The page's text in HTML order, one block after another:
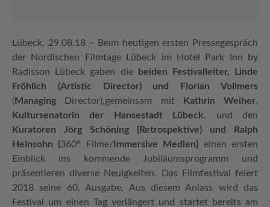
Lübeck, 29.08.18 – Beim heutigen ersten Pressegespräch
der Nordischen Filmtage Lübeck im Hotel Park Inn by
Radisson Lübeck gaben die
beiden Festivalleiter, Linde
Fröhlich (Artistic Director) und Florian Vollmers
( Managing Director),gemeinsam mit Kathrin Weiher,
Kultursenatorin der Hansestadt Lübeck, und den
Kuratoren Jörg Schöning (Retrospektive) und Ralph
Heinsohn (360° Filme/Immersive Medien) einen ersten
Einblick ins kommende Jubiläumsprogramm und
präsentieren diverse Neuigkeiten. Das Filmfestival feiert
2018 seine 60. Ausgabe. Aus diesem Anlass wird das
Festival um einen Tag verlängert und startet bereits am